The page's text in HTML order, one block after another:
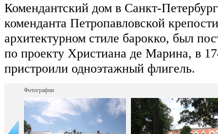
Комендантский дом в Санкт-
коменданта Петропавловской
архитектурном стиле барокко, был
по проекту Христиана де Марина, в
пристроили одноэтажный флигель.
Фотографии